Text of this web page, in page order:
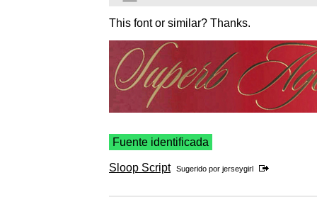
This font or similar? Thanks.
Fuente identificada
Sloop Script Sugerido por jerseygirl